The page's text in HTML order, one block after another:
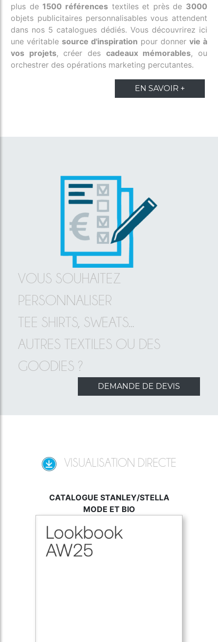
plus de 1500 référencestextiles et près de 3000
objets publicitaires personnalisables vous attendent
dans nos 5 catalogues dédiés. Vous découvrirez ici
une véritable source d'inspiration pour donner vie à
vos projets, créer des cadeaux mémorables, ou
orchestrer des opérations marketing percutantes.
EN SAVOIR +
VOUS SOUHAITEZ
PERSONNALISER
TEE SHIRTS, SWEATS...
AUTRES TEXTILES OU DES
GOODIES ?
DEMANDE DE DEVIS
VISUALISATION DIRECTE
CATALOGUE STANLEY/STELLA
MODE ET BIO